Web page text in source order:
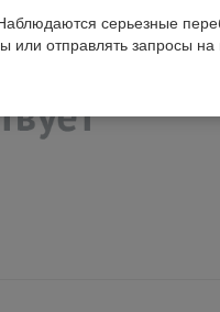
серьезные
или отправлять запросы на